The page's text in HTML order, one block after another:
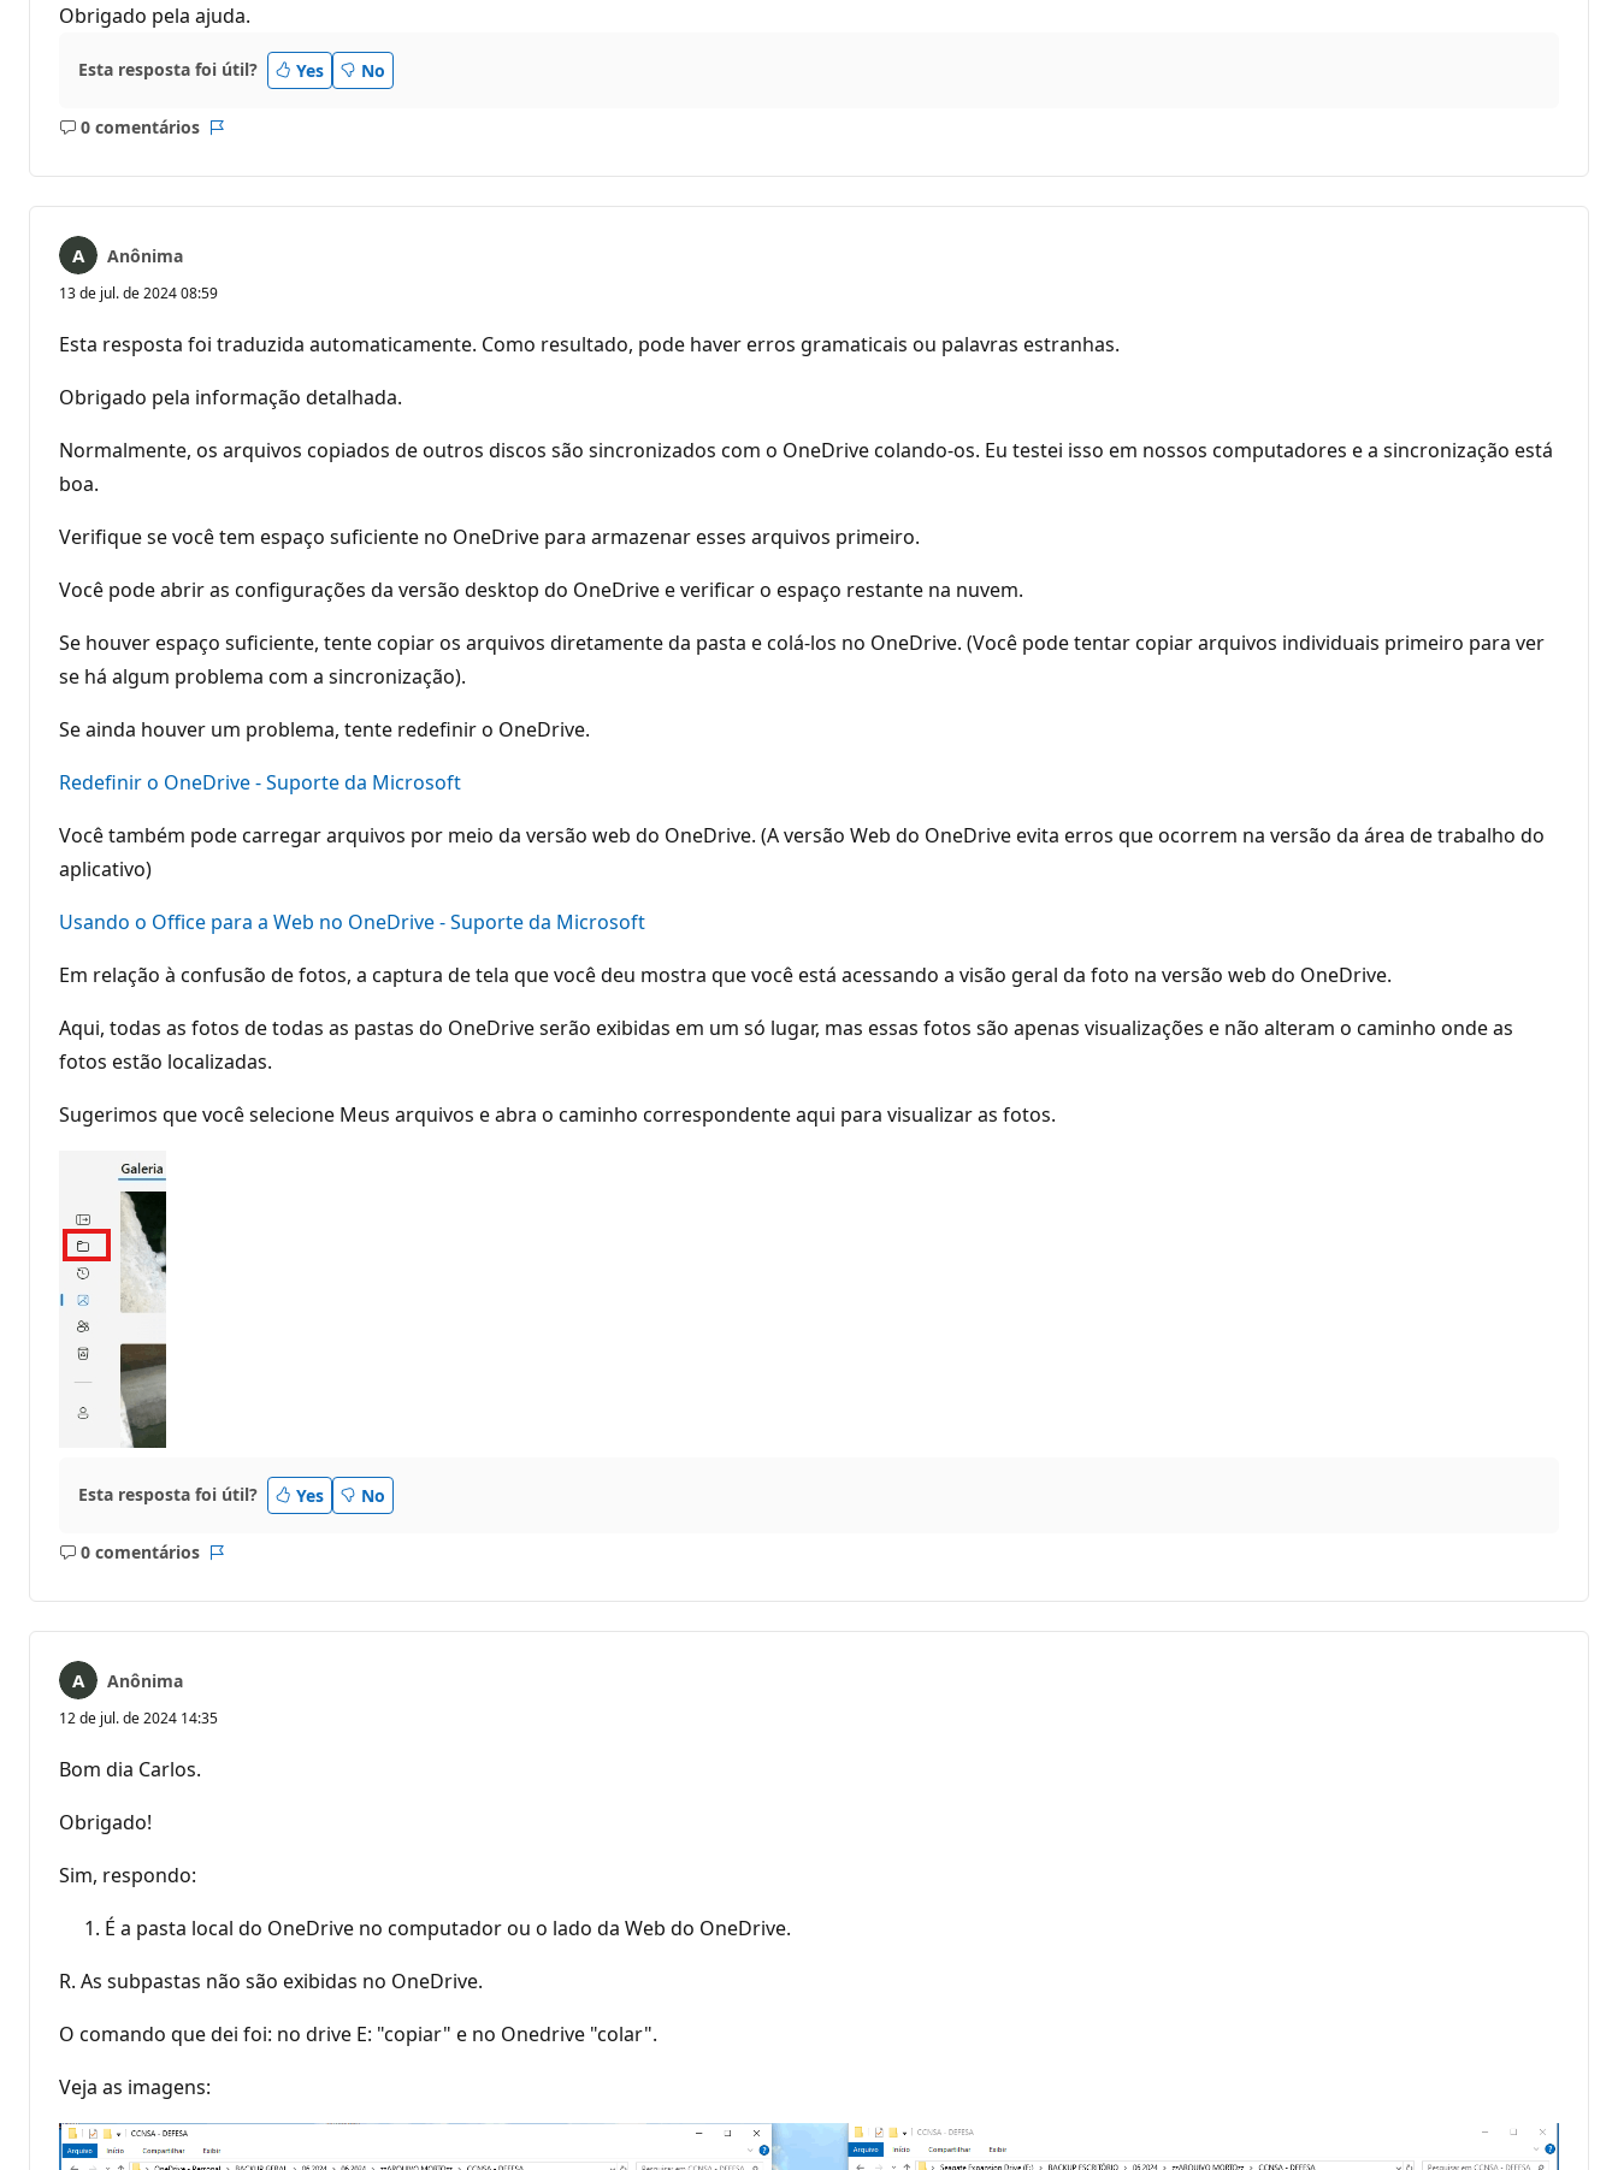
Obrigado pela ajuda.
Esta resposta foi útil? Yes No
0 comentários
Sem
Anônima
13 de jul. de 2024 08:59
Esta resposta foi traduzida automaticamente. Como resultado, pode haver erros gramaticais ou palavras estranhas.
Obrigado pela informação detalhada.
Normalmente, os arquivos copiados de outros discos são sincronizados com o OneDrive colando-os. Eu testei isso em nossos computadores e a sincronização está
boa.
Verifique se você tem espaço suficiente no OneDrive para armazenar esses arquivos primeiro.
Você pode abrir as configurações da versão desktop do OneDrive e verificar o espaço restante na nuvem.
Se houver espaço suficiente, tente copiar os arquivos diretamente da pasta e colá-los no OneDrive. (Você pode tentar copiar arquivos individuais primeiro para ver
se há algum problema com a sincronização).
Se ainda houver um problema, tente redefinir o OneDrive.
Redefinir o OneDrive - Suporte da Microsoft
Você também pode carregar arquivos por meio da versão web do OneDrive. (A versão Web do OneDrive evita erros que ocorrem na versão da área de trabalho do
aplicativo)
Usando o Office para a Web no OneDrive - Suporte da Microsoft
Em relação à confusão de fotos, a captura de tela que você deu mostra que você está acessando a visão geral da foto na versão web do OneDrive.
Aqui, todas as fotos de todas as pastas do OneDrive serão exibidas em um só lugar, mas essas fotos são apenas visualizações e não alteram o caminho onde as
fotos estão localizadas.
Sugerimos que você selecione Meus arquivos e abra o caminho correspondente aqui para visualizar as fotos.
Esta resposta foi útil? Yes No
0 comentários
Sem
Anônima
12 de jul. de 2024 14:35
Bom dia Carlos.
Obrigado!
Sim, respondo:
É a pasta local do OneDrive no computador ou o lado da Web do OneDrive.
R. As subpastas não são exibidas no OneDrive.
O comando que dei foi: no drive E: "copiar" e no Onedrive "colar".
Veja as imagens: